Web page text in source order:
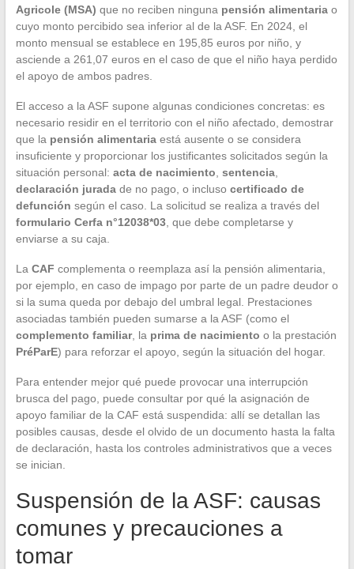
Agricole (MSA) que no reciben ninguna pensión alimentariao
cuyo monto percibido sea inferior al de la ASF. En 2024, el
monto mensual se establece en 195,85 euros por niño, y
asciende a 261,07 euros en el caso de que el niño haya perdido
el apoyo de ambos padres.
El acceso a la ASF supone algunas condiciones concretas: es
necesario residir en el territorio con el niño afectado, demostrar
que la pensión alimentariaestá ausente o se considera
insuficiente y proporcionar los justificantes solicitados según la
situación personal: acta de nacimiento sentencia,
declaración juradade no pago, o incluso certificado de
defunción según el caso. La solicitud se realiza a través del
formulario Cerfa n°12038*03, que debe completarse y
enviarse a su caja.
La CAF complementa o reemplaza así la pensión alimentaria,
por ejemplo, en caso de impago por parte de un padre deudor o
si la suma queda por debajo del umbral legal. Prestaciones
asociadas también pueden sumarse a la ASF (como el
complemento familiar, la prima de nacimiento o la prestación
PréParE) para reforzar el apoyo, según la situación del hogar.
Para entender mejor qué puede provocar una interrupción
brusca del pago, puede consultar por qué la asignación de
apoyo familiar de la CAF está suspendida: allí se detallan las
posibles causas, desde el olvido de un documento hasta la falta
de declaración, hasta los controles administrativos que a veces
se inician.
Suspensión de la ASF: causas
comunes y precauciones a
tomar